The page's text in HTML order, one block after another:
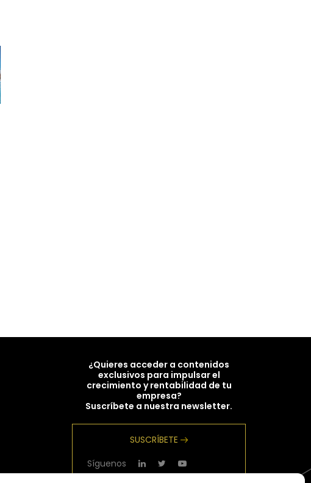
¿Quieres acceder a contenidos
exclusivos para impulsar el
crecimiento y rentabilidad de tu
empresa?
Suscríbete a nuestra newsletter.
SUSCRÍBETE
Síguenos